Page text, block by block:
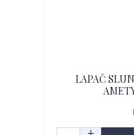
LAPAČ